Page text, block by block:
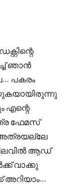
ഞാൻ
പകരം
എന്റെ
ഫേമസ്
അത്രയല്ലേ
ആഡ്
വാക്കു